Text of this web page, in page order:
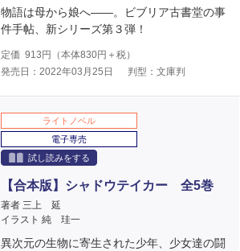
物語は母から娘へ――。ビブリア古書堂の事
件手帖、新シリーズ第３弾！
定価 913 円（本体830円＋税）
発売日：2022年03月25日
判型：文庫判
ライトノベル
電子専売
試し読みをする
【合本版】シャドウテイカー 全5巻
著者 三上 延
イラスト 純 珪一
異次元の生物に寄生された少年、少女達の闘